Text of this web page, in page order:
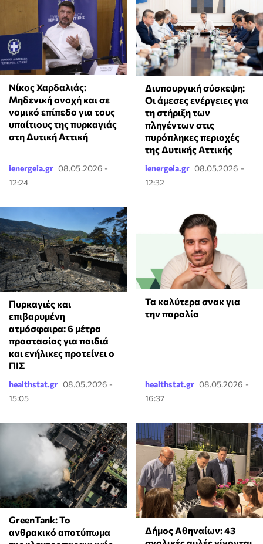
Νίκος Χαρδαλιάς:
Μηδενική ανοχή και σε
νομικό επίπεδο για τους
υπαίτιους της πυρκαγιάς
στη Δυτική Αττική
ienergeia.gr 08.05.2026 -
12:24
Διυπουργική σύσκεψη:
Οι άμεσες ενέργειες για
τη στήριξη των
πληγέντων στις
πυρόπληκες περιοχές
της Δυτικής Αττικής
ienergeia.gr 08.05.2026 -
12:32
Πυρκαγιές και
επιβαρυμένη
ατμόσφαιρα: 6 μέτρα
προστασίας για παιδιά
και ενήλικες προτείνει ο
ΠΙΣ
healthstat.gr 08.05.2026 -
15:05
Τα καλύτερα σνακ για
την παραλία
healthstat.gr 08.05.2026 -
16:37
GreenTank: Το
ανθρακικό αποτύπωμα
Δήμος Αθηναίων: 43